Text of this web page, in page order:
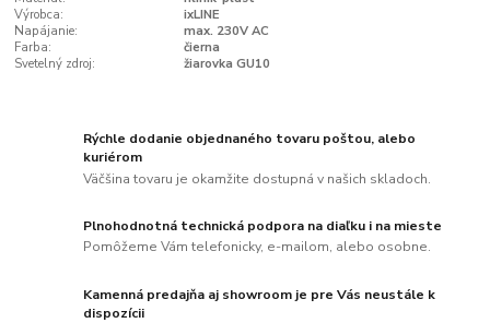
Výrobca:
ixLINE
Napájanie:
max. 230V AC
Farba:
čierna
Svetelný zdroj:
žiarovka GU10
Rýchle dodanie objednaného tovaru poštou, alebo
kuriérom
Väčšina tovaru je okamžite dostupná v našich skladoch.
Plnohodnotná technická podpora na diaľku i na mieste
Pomôžeme Vám telefonicky, e-mailom, alebo osobne.
Kamenná predajňa aj showroom je pre Vás neustále k
dispozícii